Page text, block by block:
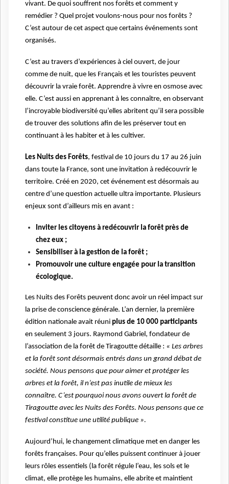
vivant. De quoi souffrent nos forêts et comment y
remédier ? Quel projet voulons-nous pour nos forêts ?
C’est autour de cet aspect que certains événements sont
organisés.
C’est au travers d’expériences à ciel ouvert, de jour
comme de nuit, que les Français et les touristes peuvent
découvrir la vraie forêt. Apprendre à vivre en osmose avec
elle. C’est aussi en apprenant à les connaître, en observant
l’incroyable biodiversité qu’elles abritent qu’il sera possible
de trouver des solutions afin de les préserver tout en
continuant à les habiter et à les cultiver.
Les Nuits des Forêts, festival de 10 jours du 17 au 26 juin
dans toute la France, sont une invitation à redécouvrir le
territoire. Créé en 2020, cet événement est désormais au
centre d’une question actuelle ultra importante. Plusieurs
enjeux sont d’ailleurs mis en avant :
Inviter les citoyens à redécouvrir la forêt près de
chez eux ;
Sensibiliser à la gestion de la forêt ;
Promouvoir une culture engagée pour la transition
écologique.
Les Nuits des Forêts peuvent donc avoir un réel impact sur
la prise de conscience générale. L’an dernier, la première
édition nationale avait réuni plus de 10 000 participants
en seulement 3 jours. Raymond Gabriel, fondateur de
l’association de la forêt de Tiragoutte détaille : « Les arbres
et la forêt sont désormais entrés dans un grand débat de
société. Nous pensons que pour aimer et protéger les
arbres et la forêt, il n’est pas inutile de mieux les
connaître. C’est pourquoi nous avons ouvert la forêt de
Tiragoutte avec les Nuits des Forêts. Nous pensons que ce
festival constitue une utilité publique ».
Aujourd’hui, le changement climatique met en danger les
forêts françaises. Pour qu’elles puissent continuer à jouer
leurs rôles essentiels (la forêt régule l’eau, les sols et le
climat, elle protège les humains, elle abrite et maintient